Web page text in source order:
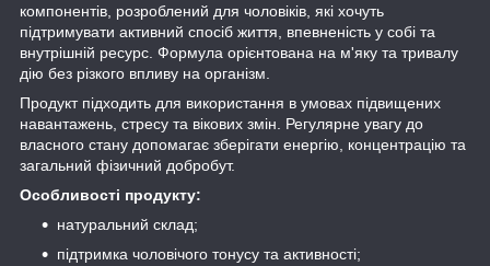
компонентів, розроблений для чоловіків, які хочуть
підтримувати активний спосіб життя, впевненість у собі та
внутрішній ресурс. Формула орієнтована на м'яку та тривалу
дію без різкого впливу на організм.
Продукт підходить для використання в умовах підвищених
навантажень, стресу та вікових змін. Регулярне увагу до
власного стану допомагає зберігати енергію, концентрацію та
загальний фізичний добробут.
Особливості продукту:
натуральний склад;
підтримка чоловічого тонусу та активності;